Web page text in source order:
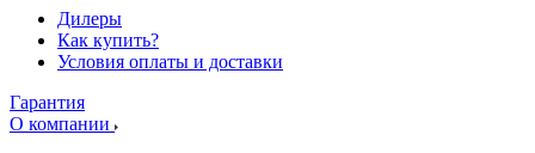
Дилеры
Как купить?
Условия оплаты и доставки
Гарантия
О компании